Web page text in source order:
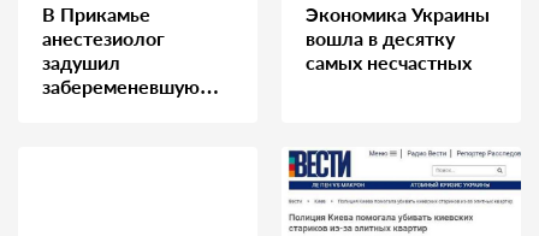
В Прикамье
анестезиолог
задушил
забеременевшую
Экономика Украины
вошла в десятку
самых несчастных